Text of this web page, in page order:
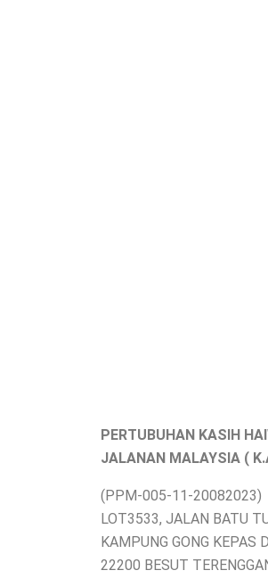
PERTUBUHAN KASIH
JALANAN MALAYSIA (
(PPM-005-11-20082023)
LOT3533, JALAN BATU
KAMPUNG GONG KEPAS
22200 BESUT